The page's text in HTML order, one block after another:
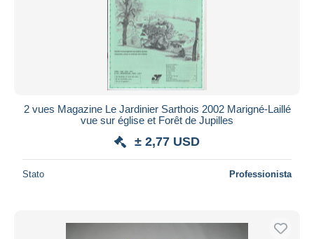
2 vues Magazine Le Jardinier Sarthois 2002 Marigné-Laillé
vue sur église et Forêt de Jupilles
± 2,77 USD
Stato Professionista